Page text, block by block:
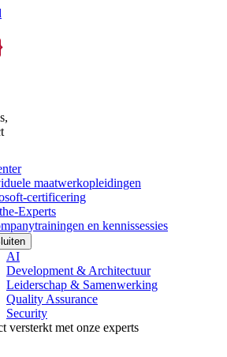
maatwerkopleidingen
certificering
Experts
en kennissessies
AI
Development & Architectuur
Leiderschap & Samenwerking
Quality Assurance
Security
versterkt met onze experts